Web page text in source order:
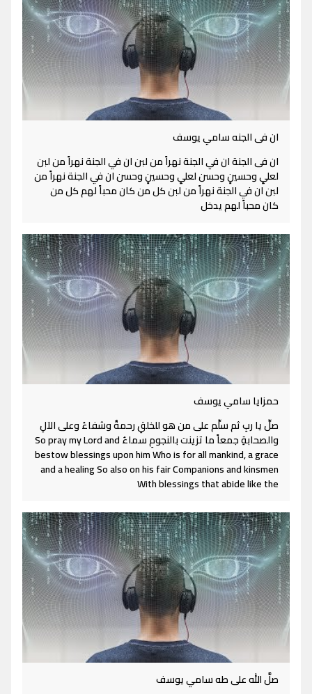
ان فى الجنه سامي يوسف
ان فى الجنة ان في الجنة نهراً من لبن ان في الجنة نهراً من لبن
لعليٍ وحسينٍ وحسن لعليٍ وحسينٍ وحسن ان في الجنة نهراً من
لبن ان في الجنة نهراً من لبن كل من كان محباً لهم كل من
كان محباً لهم يدخل
حمزايا سامي يوسف
صلِّ يا ربِ ثم سلِّم على من هو للخلقِ رحمةٌ وشفاءُ وعلى الآلِ
والصحابةِ جمعاً ما تزينت بالنجومِ سماءُ So pray my Lord and
bestow blessings upon him Who is for all mankind, a grace
and a healing So also on his fair Companions and kinsmen
With blessings that abide like the
صلَّ الله على طه سامي يوسف